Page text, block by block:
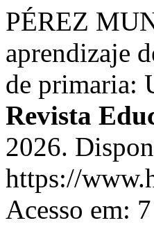
PÉREZ
aprendizaje
de primaria:
Revista
2026.
https://
Acesso em: